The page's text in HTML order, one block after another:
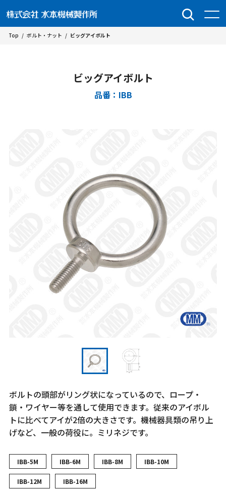
Top / ボルト・ナット / ビッグアイボルト
ビッグアイボルト
品番：IBB
ボルトの頭部がリング状になっているので、ロープ・
鎖・ワイヤー等を通して使用できます。従来のアイボル
トに比べてアイが2倍の大きさです。機械器具類の吊り上
げなど、一般の荷役に。ミリネジです。
IBB-5M IBB-6M IBB-8M IBB-10M
IBB-12M IBB-16M